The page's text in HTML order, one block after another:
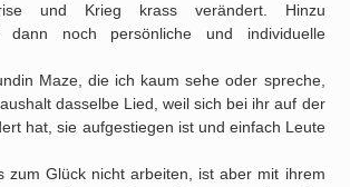
und Krieg krass verändert. Hinzu
dann noch persönliche und individuelle
Maze, die ich kaum sehe oder spreche,
dasselbe Lied, weil sich bei ihr auf der
hat, sie aufgestiegen ist und einfach Leute
zum Glück nicht arbeiten, ist aber mit ihrem